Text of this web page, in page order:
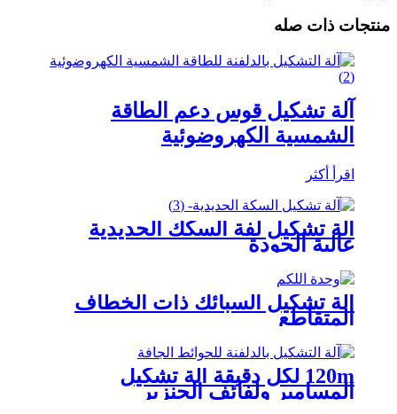
منتجات ذات صله
آلة تشكيل قوس دعم الطاقة
الشمسية الكهروضوئية
اقرأ أكثر
آلة تشكيل لفة السكك الحديدية
عالية الجودة
آلة تشكيل السبائك ذات الخطاف
المتقاطع
120m لكل دقيقة آلة تشكيل
المسامير ولفائف الجنزير